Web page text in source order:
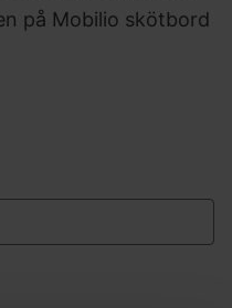
på Mobilio skötbord